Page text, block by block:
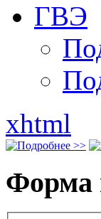
ГВЭ
xhtml
Форма